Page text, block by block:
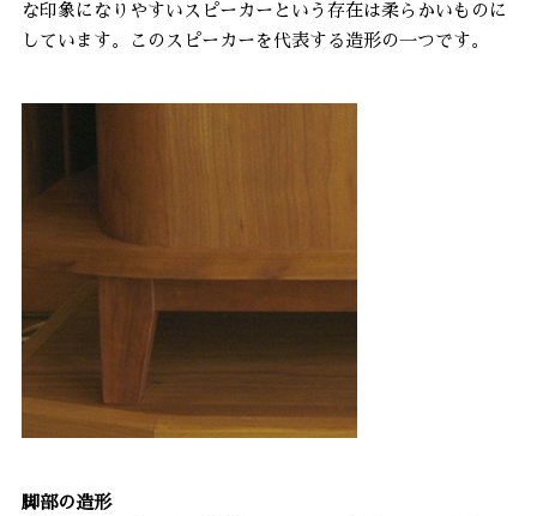
な印象になりやすいスピーカーという存在は柔らかいものに
しています。このスピーカーを代表する造形の一つです。
脚部の造形